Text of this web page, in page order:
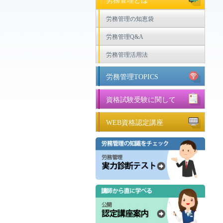
労務管理の知恵袋
労務管理Q&A
労務管理活用法
労務管理TOPICS
資格試験受験に関して
WEB資格認定講座